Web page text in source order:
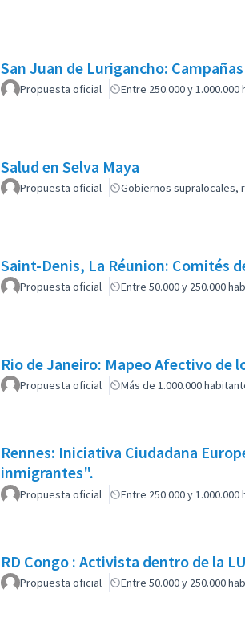
San Juan de Lurigancho:
Propuesta oficial Entre 250.000 y
Salud en Selva Maya
Propuesta oficial Gobiernos
Saint-Denis, La Réunion: Comités
Propuesta oficial Entre 50.000 y 250.000
Rio de Janeiro: Mapeo Afectivo de
Propuesta oficial Más de 1.000.000
Rennes: Iniciativa Ciudadana
inmigrantes".
Propuesta oficial Entre 250.000 y
RD Congo : Activista dentro de la
Propuesta oficial Entre 50.000 y 250.000